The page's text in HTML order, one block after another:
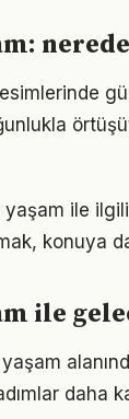
ile
konuya
ile
daha